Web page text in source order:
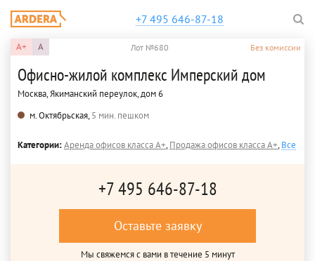
+7 495 646-87-18
A+ A Лот №680 Без комиссии
Офисно-жилой комплекс Имперский дом
Москва, Якиманский переулок, дом 6
м. Октябрьская,5 мин. пешком
Категории:Аренда офисов класса A+,Продажа офисов класса A+,Все
+7 495 646-87-18
Оставьте заявку
Мы свяжемся с вами в течение 5 минут